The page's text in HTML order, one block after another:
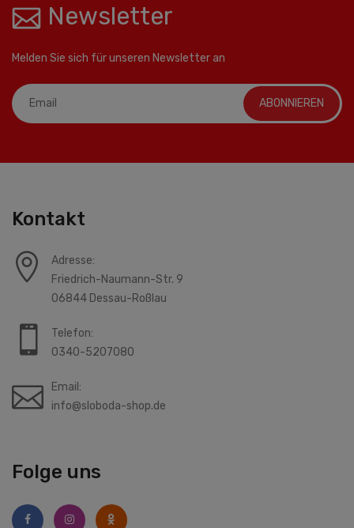
Newsletter
Melden Sie sich für unseren Newsletter an
ABONNIEREN
Folge uns
Kontakt
Adresse:
Friedrich-Naumann-Str. 9
06844 Dessau-Roßlau
Telefon:
0340-5207080
Email:
info@sloboda-shop.de